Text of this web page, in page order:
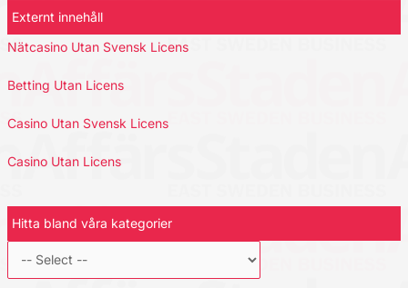
Externt innehåll
Nätcasino Utan Svensk Licens
Betting Utan Licens
Casino Utan Svensk Licens
Casino Utan Licens
Hitta bland våra kategorier